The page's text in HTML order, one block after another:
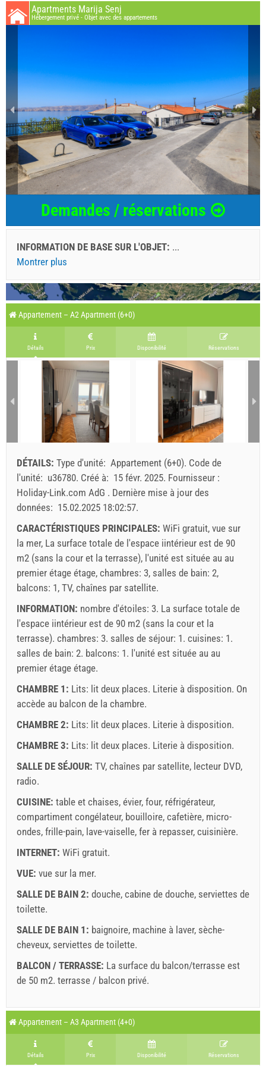
Apartments Marija Senj
Hébergement privé - Objet avec des appartements
Demandes / réservations
INFORMATION DE BASE SUR L'OBJET: ...
Montrer plus
Appartement – A2 Apartment (6+0)
Détails Prix Disponibilité Réservations
DÉTAILS: Type d'unité: Appartement (6+0). Code de
l'unité: u36780. Créé à: 15 févr. 2025. Fournisseur :
Holiday-Link.com AdG . Dernière mise à jour des
données: 15.02.2025 18:02:57.
CARACTÉRISTIQUES PRINCIPALES: WiFi gratuit, vue sur
la mer, La surface totale de l'espace iintérieur est de 90
m2 (sans la cour et la terrasse), l'unité est située au au
premier étage étage, chambres: 3, salles de bain: 2,
balcons: 1, TV, chaînes par satellite.
INFORMATION: nombre d'étoiles: 3. La surface totale de
l'espace iintérieur est de 90 m2 (sans la cour et la
terrasse). chambres: 3. salles de séjour: 1. cuisines: 1.
salles de bain: 2. balcons: 1. l'unité est située au au
premier étage étage.
CHAMBRE 1: Lits: lit deux places. Literie à disposition. On
accède au balcon de la chambre.
CHAMBRE 2: Lits: lit deux places. Literie à disposition.
CHAMBRE 3: Lits: lit deux places. Literie à disposition.
SALLE DE SÉJOUR: TV, chaînes par satellite, lecteur DVD,
radio.
CUISINE: table et chaises, évier, four, réfrigérateur,
compartiment congélateur, bouilloire, cafetière, micro-
ondes, frille-pain, lave-vaiselle, fer à repasser, cuisinière.
INTERNET: WiFi gratuit.
VUE: vue sur la mer.
SALLE DE BAIN 2: douche, cabine de douche, serviettes de
toilette.
SALLE DE BAIN 1: baignoire, machine à laver, sèche-
cheveux, serviettes de toilette.
BALCON / TERRASSE: La surface du balcon/terrasse est
de 50 m2. terrasse / balcon privé.
A2 Apartment (6+0) : Prices 2026 EUR
Nombre de personnes
25 juil. 2026
16 août 2026
17 août 2026
11 sept. 2026
Légende: les dates avec un fond
2026
Les champs marqués d'un astérisque (*) sont
obligatoires!
Appartement – A3 Apartment (4+0)
Détails Prix Disponibilité Réservations